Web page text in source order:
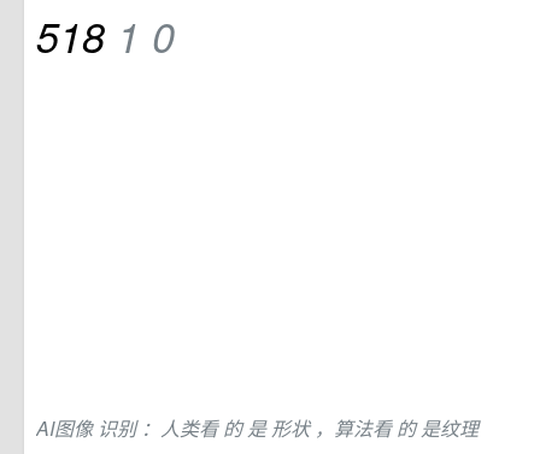
518 1 0
AI图像 识别 ：人类看的是形状 ，算法看的是纹理